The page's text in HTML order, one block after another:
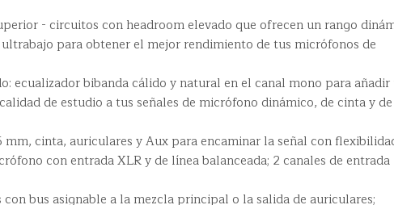
- circuitos con headroom elevado que ofrecen un rango
para obtener el mejor rendimiento de tus micrófonos de
ecualizador bibanda cálido y natural en el canal mono para añadir
de estudio a tus señales de micrófono dinámico, de cinta y de
cinta, auriculares y Aux para encaminar la señal con
con entrada XLR y de línea balanceada; 2 canales de entrada
bus asignable a la mezcla principal o la salida de auriculares;